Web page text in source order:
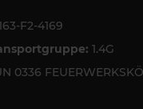
F2-4169
1.4G
0336